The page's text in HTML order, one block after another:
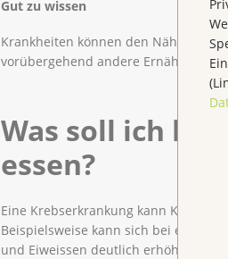
Gut zu wissen
Krankheiten können den
vorübergehend andere
Was soll ich bei
essen?
Eine Krebserkrankung kann
Beispielsweise kann sich bei einer
und Eiweissen deutlich erhöhen.